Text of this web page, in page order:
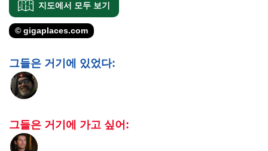
지도에서 모두 보기
© gigaplaces.com
그들은 거기에 있었다:
그들은 거기에 가고 싶어: